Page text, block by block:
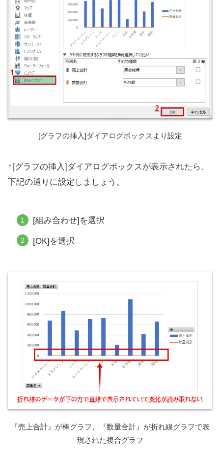
[グラフの挿入]ダイアログボックスより設定
↑[グラフの挿入]ダイアログボックスが表示されたら、
下記の通りに設定しましょう。
[組み合わせ]を選択
[OK]を選択
『売上合計』が棒グラフ、『数量合計』が折れ線グラフで表
現された複合グラフ